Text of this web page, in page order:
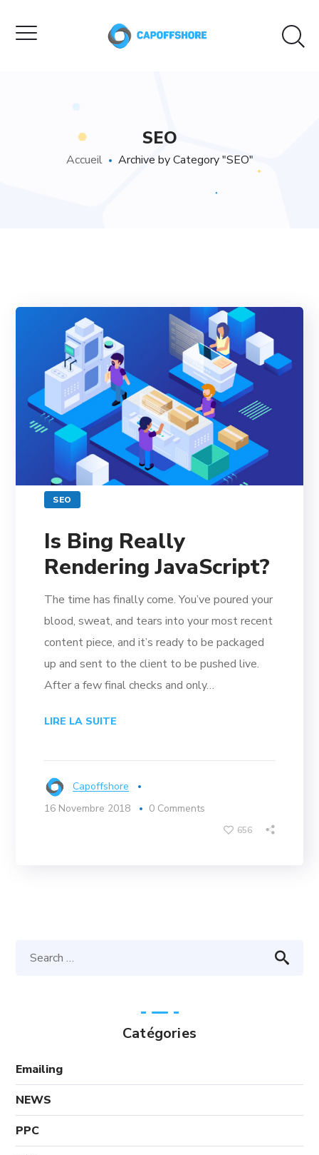
SEO
Accueil Archive by Category "SEO"
SEO
Is Bing Really
Rendering JavaScript?
The time has finally come. You’ve poured your
blood, sweat, and tears into your most recent
content piece, and it’s ready to be packaged
up and sent to the client to be pushed live.
After a few final checks and only…
LIRE LA SUITE
Capoffshore
16 Novembre 2018
0 Comments
656
Catégories
Emailing
NEWS
PPC